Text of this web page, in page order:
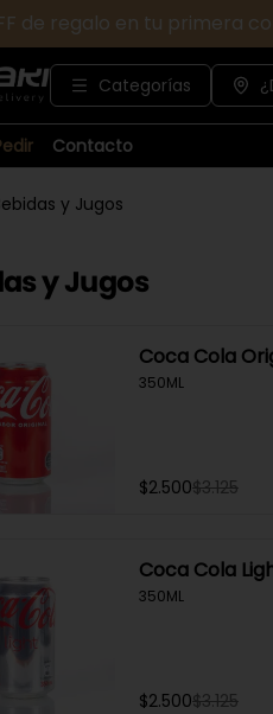
de regalo en tu primera
Categorías
Contacto
y Jugos
y Jugos
Coca Cola
350ML
$2.500$3.125
Coca Cola
350ML
$2.500$3.125